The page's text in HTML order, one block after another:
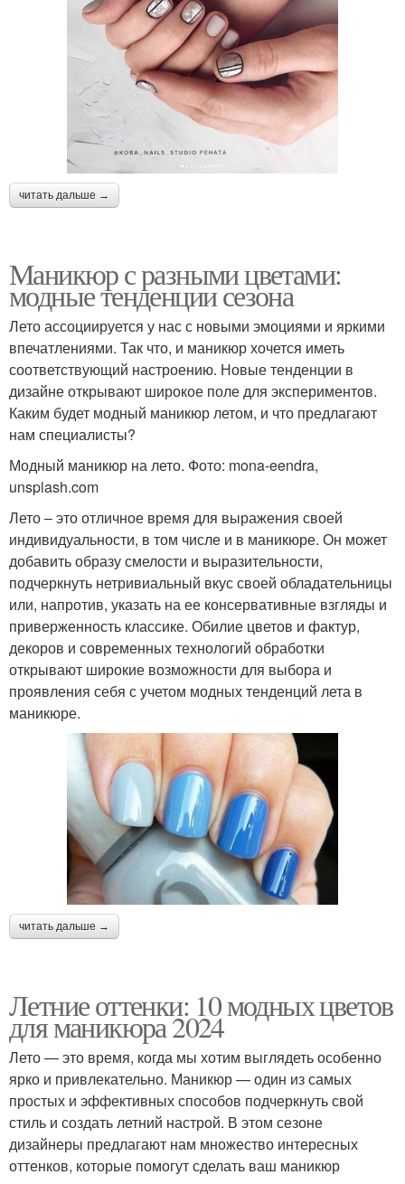
читать дальше →
Маникюр с разными цветами:
модные тенденции сезона
Лето ассоциируется у нас с новыми эмоциями и яркими
впечатлениями. Так что, и маникюр хочется иметь
соответствующий настроению. Новые тенденции в
дизайне открывают широкое поле для экспериментов.
Каким будет модный маникюр летом, и что предлагают
нам специалисты?
Модный маникюр на лето. Фото: mona-eendra,
unsplash.com
Лето – это отличное время для выражения своей
индивидуальности, в том числе и в маникюре. Он может
добавить образу смелости и выразительности,
подчеркнуть нетривиальный вкус своей обладательницы
или, напротив, указать на ее консервативные взгляды и
приверженность классике. Обилие цветов и фактур,
декоров и современных технологий обработки
открывают широкие возможности для выбора и
проявления себя с учетом модных тенденций лета в
маникюре.
читать дальше →
Летние оттенки: 10 модных цветов
для маникюра 2024
Лето — это время, когда мы хотим выглядеть особенно
ярко и привлекательно. Маникюр — один из самых
простых и эффективных способов подчеркнуть свой
стиль и создать летний настрой. В этом сезоне
дизайнеры предлагают нам множество интересных
оттенков, которые помогут сделать ваш маникюр